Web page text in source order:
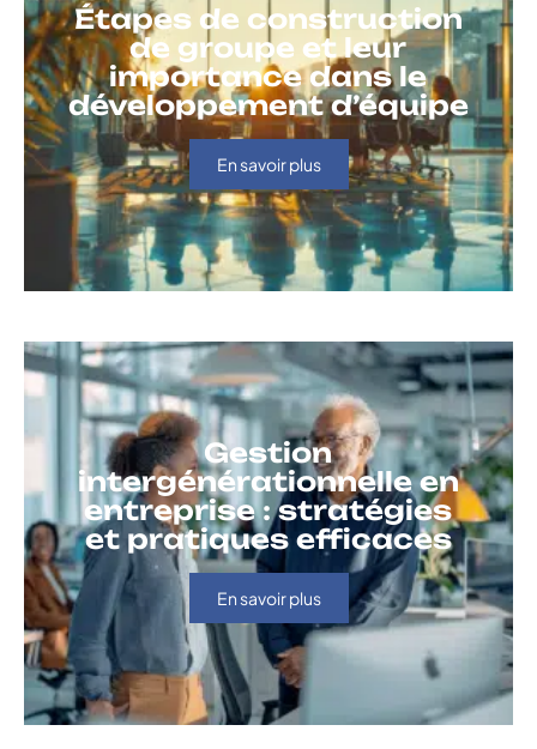
Étapes de construction
de groupe et leur
importance dans le
développement d’équipe
En savoir plus
Gestion
intergénérationnelle en
entreprise : stratégies
et pratiques efficaces
En savoir plus